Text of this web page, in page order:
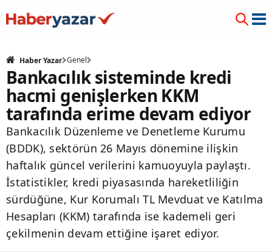
Haber Yazar Genel
Bankacılık sisteminde kredi
hacmi genişlerken KKM
tarafında erime devam ediyor
Bankacılık Düzenleme ve Denetleme Kurumu
(BDDK), sektörün 26 Mayıs dönemine ilişkin
haftalık güncel verilerini kamuoyuyla paylaştı.
İstatistikler, kredi piyasasında hareketliliğin
sürdüğüne, Kur Korumalı TL Mevduat ve Katılma
Hesapları (KKM) tarafında ise kademeli geri
çekilmenin devam ettiğine işaret ediyor.